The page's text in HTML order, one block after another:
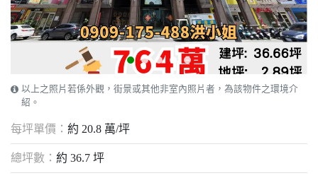
以上之照片若係外觀，街景或其他非室內照片者，為該物件之環境介
紹。
每坪單價： 約 20.8 萬/坪
總坪數： 約 36.7 坪